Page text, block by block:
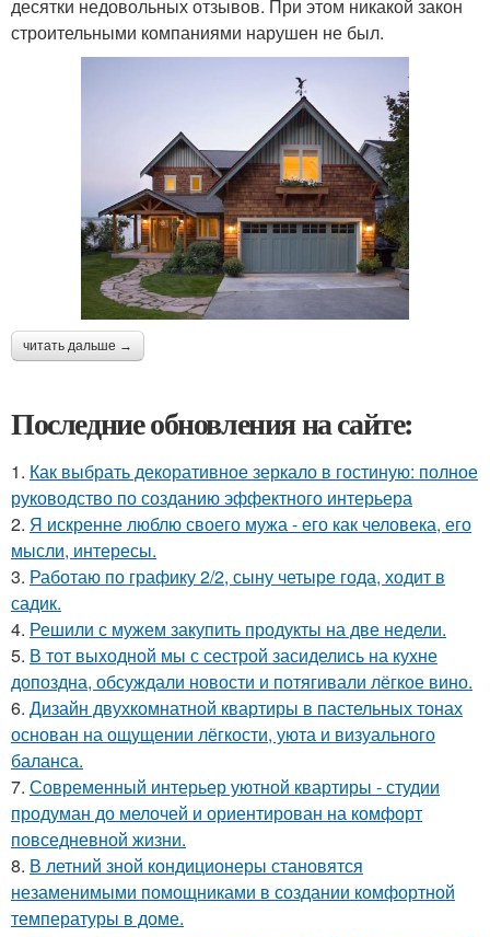
десятки недовольных отзывов. При этом никакой закон
строительными компаниями нарушен не был.
читать дальше →
Последние обновления на сайте:
1. Как выбрать декоративное зеркало в гостиную: полное
руководство по созданию эффектного интерьера
2. Я искренне люблю своего мужа - его как человека, его
мысли, интересы.
3. Работаю по графику 2/2, сыну четыре года, ходит в
садик.
4. Решили с мужем закупить продукты на две недели.
5. В тот выходной мы с сестрой засиделись на кухне
допоздна, обсуждали новости и потягивали лёгкое вино.
6. Дизайн двухкомнатной квартиры в пастельных тонах
основан на ощущении лёгкости, уюта и визуального
баланса.
7. Современный интерьер уютной квартиры - студии
продуман до мелочей и ориентирован на комфорт
повседневной жизни.
8. В летний зной кондиционеры становятся
незаменимыми помощниками в создании комфортной
температуры в доме.